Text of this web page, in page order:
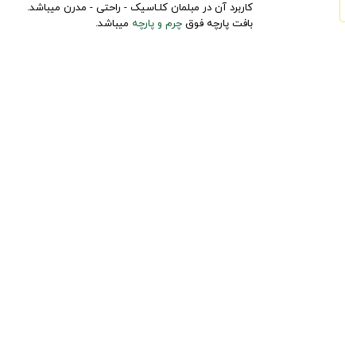
کاربرد آن در مبلمان کلـاسیک - راحتی - مدرن میباشد.
بافت پارچه فوقچرم و پارچه میباشد.